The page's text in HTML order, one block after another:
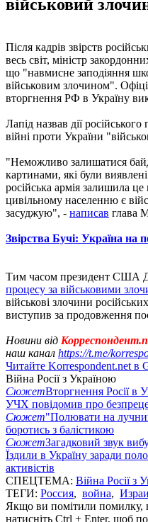
військовий
Після кадрів звірств
весь світ, міністр
що "навмисне заподіяння
військовим злочином".
вторгнення РФ в Україну
Лапід назвав дії
війні проти України
"Неможливо залишатися
картинами, які були
російська армія залишила
цивільному населенню є
засуджую", - написав глава
Звірства Бучі: Україна на
Тим часом президент США
процесу за військовими
військові злочини
виступив за продовження
Новини від
наш канал https://t.me/
Читайте Korrespondent.net в
Війна Росії з Україною
СюжетВторгнення Росії в
УЧХ повідомив про
Сюжет"Полювати на
боротись з балістикою
СюжетЗагадковий звук
Їздили в Україну заради
активістів
СПЕЦТЕМА: Війна Росії з
ТЕГИ: Россия, война,
Якщо ви помітили помилку,
натисніть Ctrl + Enter, щоб